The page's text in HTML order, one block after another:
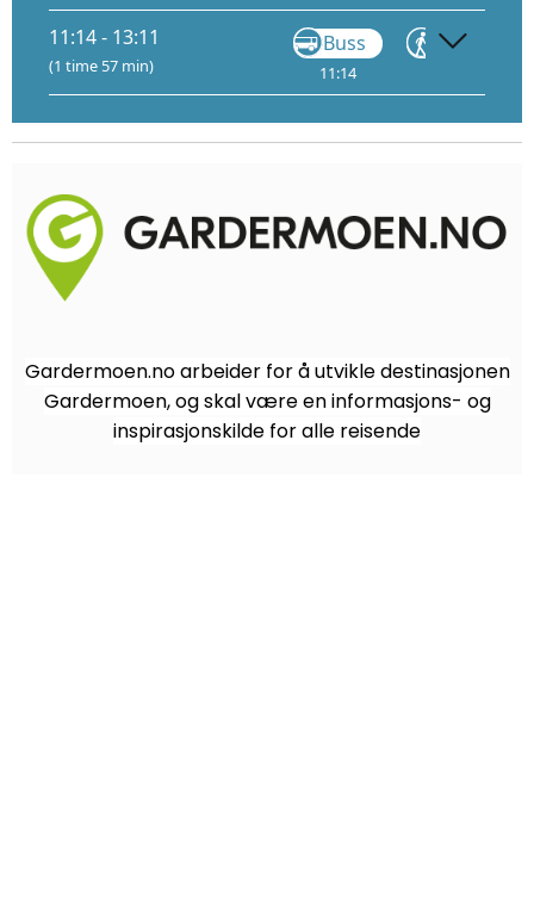
11:14 - 13:11
(1 time 57 min)
Buss
11:14
Gå
Gardermoen.no arbeider for å utvikle destinasjonen
Gardermoen, og skal være en informasjons- og
inspirasjonskilde for alle reisende